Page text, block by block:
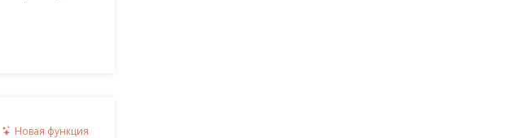
Новая функция